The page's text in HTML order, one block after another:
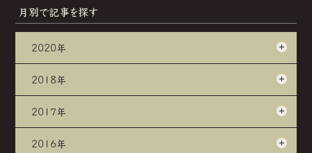
月別で記事を探す
2020年
2018年
2017年
2016年